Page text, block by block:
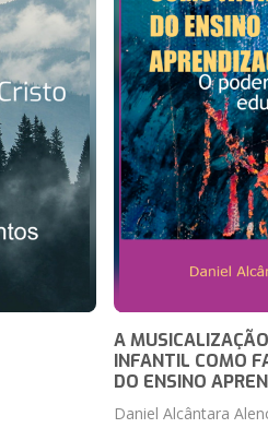
A
INFANTIL COMO
DO ENSINO
Daniel Alcântara